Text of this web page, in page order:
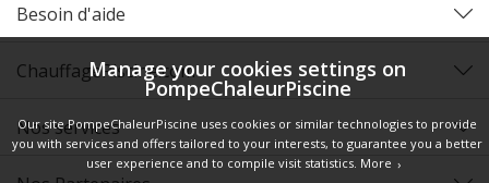
Besoin d'aide
ChauffagePiscine.com
Nos services
Manage your cookies settings on
PompeChaleurPiscine
Our site PompeChaleurPiscine uses cookies or similar technologies to provide
you with services and offers tailored to your interests, to guarantee you a better
user experience and to compile visit statistics. More